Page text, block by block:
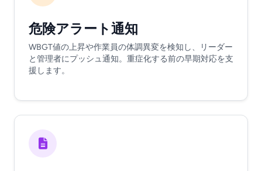
危険アラート通知
WBGT値の上昇や作業員の体調異変を検知し、リーダー
と管理者にプッシュ通知。重症化する前の早期対応を支
援します。